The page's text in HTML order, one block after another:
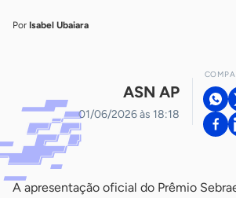
Por Isabel Ubaiara
ASN AP
01/06/2026 às 18:18
A apresentação oficial do Prêmio